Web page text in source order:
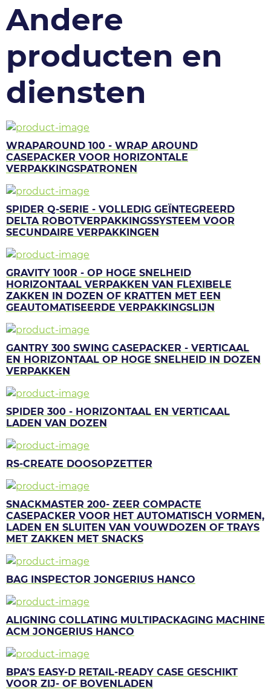
Andere
producten en
diensten
WRAPAROUND 100 - WRAP AROUND
CASEPACKER VOOR HORIZONTALE
VERPAKKINGSPATRONEN
SPIDER Q-SERIE - VOLLEDIG GEÏNTEGREERD
DELTA ROBOTVERPAKKINGSSYSTEEM VOOR
SECUNDAIRE VERPAKKINGEN
GRAVITY 100R - OP HOGE SNELHEID
HORIZONTAAL VERPAKKEN VAN FLEXIBELE
ZAKKEN IN DOZEN OF KRATTEN MET EEN
GEAUTOMATISEERDE VERPAKKINGSLIJN
GANTRY 300 SWING CASEPACKER - VERTICAAL
EN HORIZONTAAL OP HOGE SNELHEID IN DOZEN
VERPAKKEN
SPIDER 300 - HORIZONTAAL EN VERTICAAL
LADEN VAN DOZEN
RS-CREATE DOOSOPZETTER
SNACKMASTER 200- ZEER COMPACTE
CASEPACKER VOOR HET AUTOMATISCH VORMEN,
LADEN EN SLUITEN VAN VOUWDOZEN OF TRAYS
MET ZAKKEN MET SNACKS
BAG INSPECTOR JONGERIUS HANCO
ALIGNING COLLATING MULTIPACKAGING MACHINE
ACM JONGERIUS HANCO
BPA’S EASY-D RETAIL-READY CASE GESCHIKT
VOOR ZIJ- OF BOVENLADEN